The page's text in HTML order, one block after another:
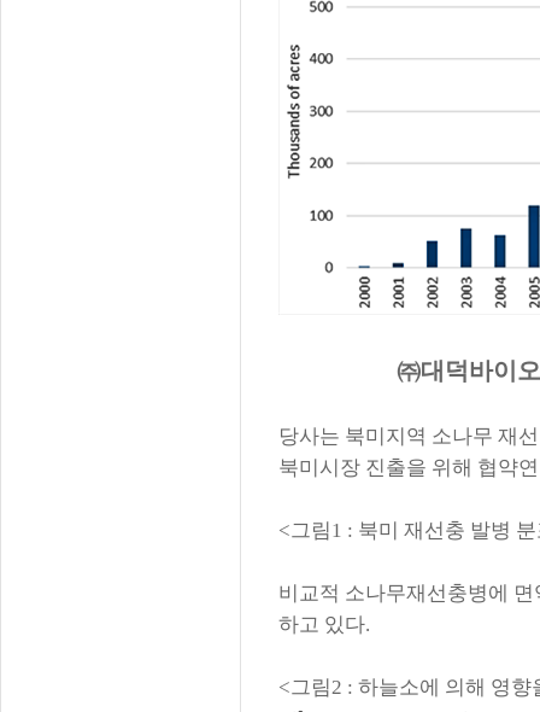
㈜대덕바이오
당사는 북미지역 소나무 재
북미시장 진출을 위해 협약
<그림1 : 북미 재선충 발병
비교적 소나무재선충병에
하고 있다.
<그림2 : 하늘소에 의해 영향